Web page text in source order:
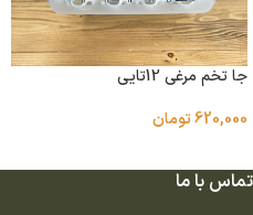
جا تخم مرغی 12تایی
620,000تومان
تماس با ما